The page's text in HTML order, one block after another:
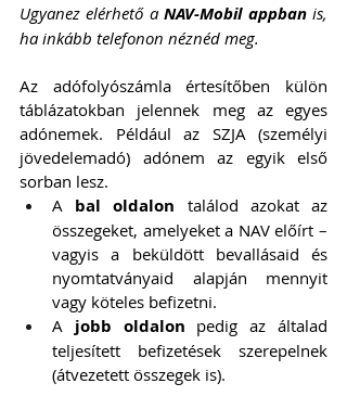
Ugyanez elérhető a NAV-Mobil appban is,
ha inkább telefonon néznéd meg.
Az adófolyószámla értesítőben külön
táblázatokban jelennek meg az egyes
adónemek. Például az SZJA (személyi
jövedelemadó) adónem az egyik első
sorban lesz.
A bal oldalon találod azokat az
összegeket, amelyeket a NAV előírt –
vagyis a beküldött bevallásaid és
nyomtatványaid alapján mennyit
vagy köteles befizetni.
A jobb oldalon pedig az általad
teljesített befizetések szerepelnek
(átvezetett összegek is).